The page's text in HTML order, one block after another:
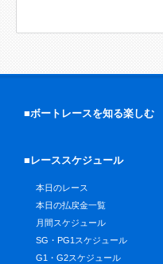
■ボートレースを知る楽しむ
■レーススケジュール
本日のレース
本日の払戻金一覧
月間スケジュール
SG・PG1スケジュール
G1・G2スケジュール